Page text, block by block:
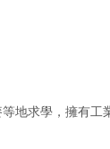
地求學，擁有